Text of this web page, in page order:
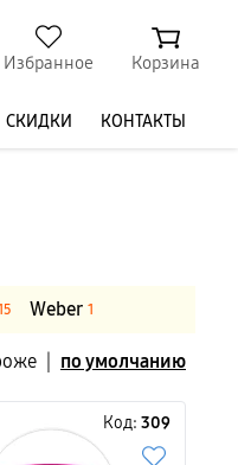
Избранное Корзина
СКИДКИ КОНТАКТЫ
Weber 1
по умолчанию
Код: 309